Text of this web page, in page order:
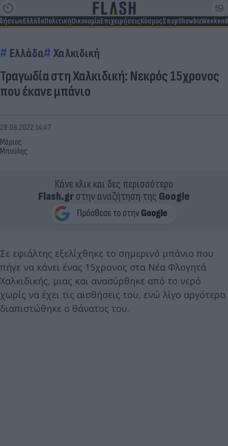
ΕλλάδαΠολιτικήΟικονομίαΕπιχειρήσειςΚόσμοςΣπορShowbizWeekend
Ελλάδα Χαλκιδική
Τραγωδία στη Χαλκιδική: Νεκρός 15χρονος
που έκανε μπάνιο
Μάριος
Μπούλης
28.08.2022 14:47
Κάνε κλικ και δες περισσότερο
Flash.grστην αναζήτηση της Google
Σε εφιάλτης εξελίχθηκε το σημερινό μπάνιο που
πήγε να κάνει ένας 15χρονος στα Νέα Φλογητά
Χαλκιδικής, μιας και ανασύρθηκε από το νερό
χωρίς να έχει τις αισθήσεις του, ενώ λίγο αργότερα
διαπιστώθηκε ο θάνατος του.